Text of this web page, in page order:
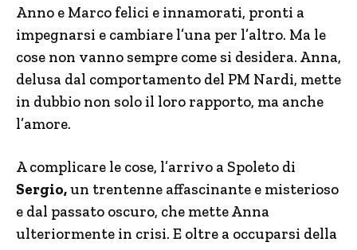
Anno e Marco felici e innamorati, pronti a
impegnarsi e cambiare l’una per l’altro. Ma le
cose non vanno sempre come si desidera. Anna,
delusa dal comportamento del PM Nardi, mette
in dubbio non solo il loro rapporto, ma anche
l’amore.
A complicare le cose, l’arrivo a Spoleto di
Sergio,un trentenne affascinante e misterioso
e dal passato oscuro, che mette Anna
ulteriormente in crisi. E oltre a occuparsi della